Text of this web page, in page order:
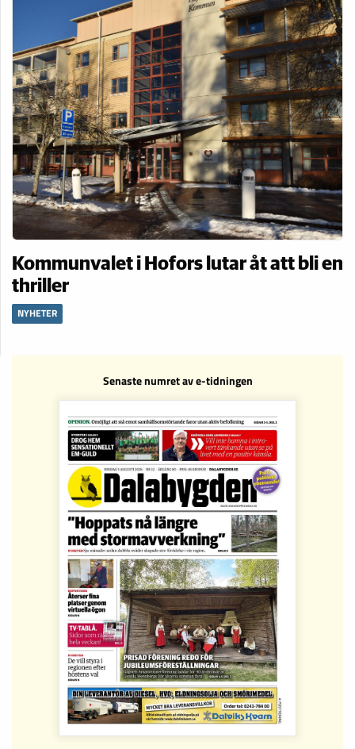
Kommunvalet i Hofors lutar åt att bli en
thriller
NYHETER
Senaste numret av e-tidningen